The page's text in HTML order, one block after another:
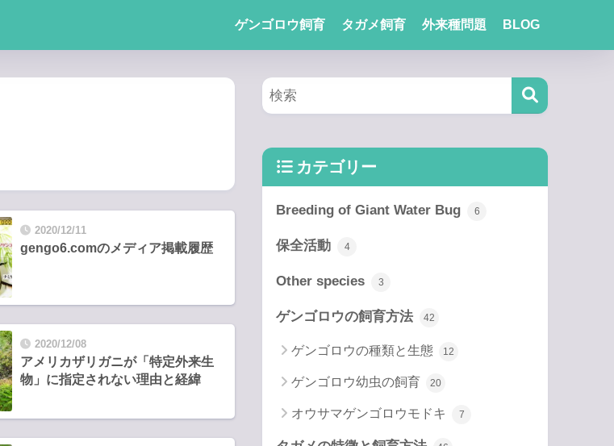
ゲンゴロウ飼育 タガメ飼育 外来種問題 BLOG
2020/12/11
gengo6.comのメディア掲載履歴
2020/12/08
アメリカザリガニが「特定外来生
物」に指定されない理由と経緯
カテゴリー
Breeding of Giant Water Bug 6
保全活動 4
Other species 3
ゲンゴロウの飼育方法 42
ゲンゴロウの種類と生態 12
ゲンゴロウ幼虫の飼育 20
オウサマゲンゴロウモドキ 7